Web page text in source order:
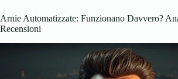
Arnie Automatizzate: Funzionano Davvero?
Recensioni